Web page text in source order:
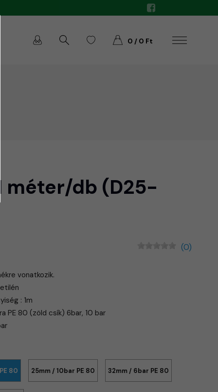
0 / 0 Ft
méter/db (D25-
(0)
vonatkozik.
: 1m
PE 80 (zöld csík) 6bar, 10 bar
80 25mm / 10bar PE 80 32mm / 6bar PE 80